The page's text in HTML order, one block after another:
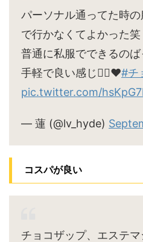
パーソナル通ってた時の
で行かなくてよかった笑
普通に私服でできるの
手軽で良い感じ🙆‍♀️♥#チ
pic.twitter.com/
— 蓮 (@lv_hyde)
コスパが良い
チョコザップ、エステ